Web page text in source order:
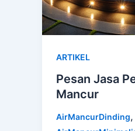
ARTIKEL
Pesan Jasa
Mancur
AirMancurDinding,